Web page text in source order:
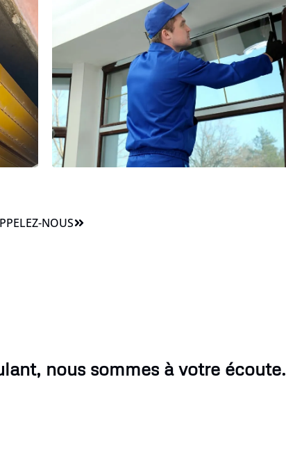
NOUS
nous sommes à votre écoute.